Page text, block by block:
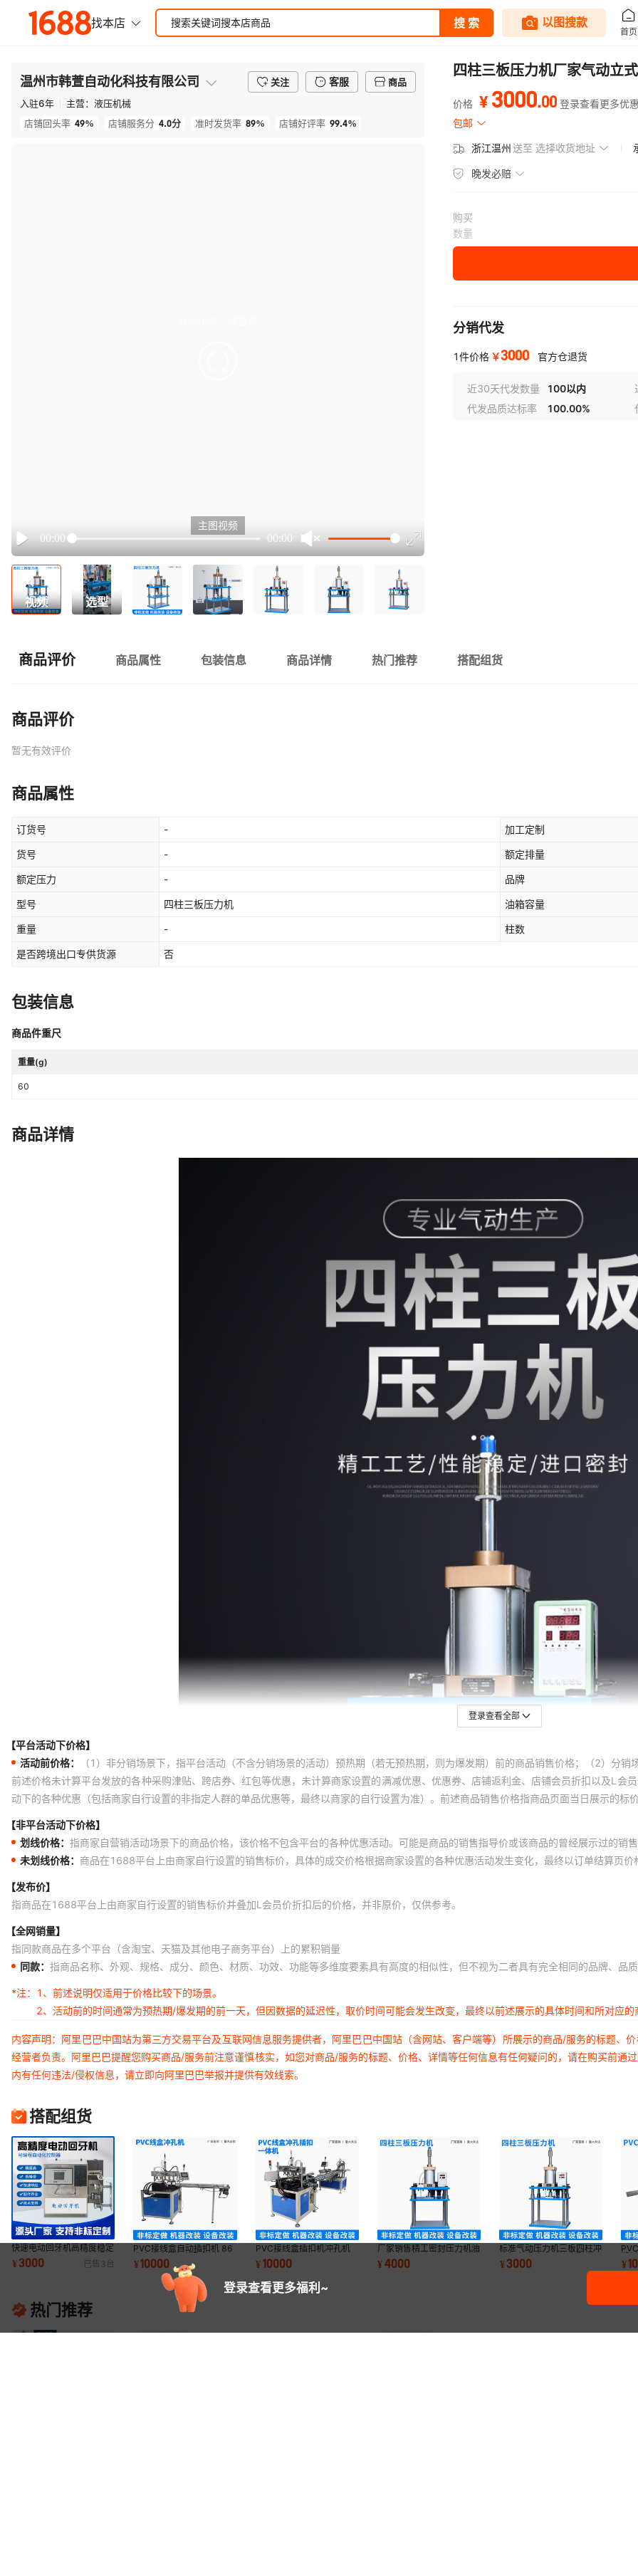
温州市韩萱自动化科技有限公司 关注 客服
商品
入驻6年 主营： 液压机械
店铺回头率 49% 店铺服务分 4.0分 准时发货率 89% 店铺好评率 99.4%
Play
00:00 00:00
主图视频
视频 选型
四柱三板压力机厂家气动立
价格 ¥ 3000.00 登录查看更多优惠
包邮
浙江温州送至 选择收货地址
晚发必赔
购买
数量
分销代发
1件价格 ￥3000 官方仓退货
近30天代发数量 100以内
代发品质达标率
100.00%
商品评价 商品属性 包装信息 商品详情 热门推荐 搭配组货
商品评价
暂无有效评价
商品属性
订货号 - 加工定制
货号 - 额定排量
额定压力 - 品牌
型号 四柱三板压力机 油箱容量
重量 - 柱数
是否跨境出口专供货源 否
包装信息
商品件重尺
重量(g)
60
商品详情
登录查看全部
【平台活动下价格】
活动前价格：
（1）非分销场景下，指平台活动（不含分销场景的活动）预热期（若无预热期，则为爆发期）前的商品销售价格；（2）分
前述价格未计算平台发放的各种采购津贴、跨店券、红包等优惠，未计算商家设置的满减优惠、优惠券、店铺返利金、店铺会员折扣以及L会
动下的各种优惠（包括商家自行设置的非指定人群的单品优惠等，最终以商家的自行设置为准）。前述商品销售价格指商品页面当日展示的标
【非平台活动下价格】
划线价格： 指商家自营销活动场景下的商品价格，该价格不包含平台的各种优惠活动。可能是商品的销售指导价或该商品的曾经展示过的销售
未划线价格： 商品在1688平台上由商家自行设置的销售标价，具体的成交价格根据商家设置的各种优惠活动发生变化，最终以订单结算页价
【发布价】
指商品在1688平台上由商家自行设置的销售标价并叠加L会员价折扣后的价格，并非原价，仅供参考。
【全网销量】
指同款商品在多个平台（含淘宝、天猫及其他电子商务平台）上的累积销量
同款： 指商品名称、外观、规格、成分、颜色、材质、功效、功能等多维度要素具有高度的相似性，但不视为二者具有完全相同的品牌、品质
*注：
1、前述说明仅适用于价格比较下的场景。
2、活动前的时间通常为预热期/爆发期的前一天，但因数据的延迟性，取价时间可能会发生改变，最终以前述展示的具体时间和所对应的
内容声明：阿里巴巴中国站为第三方交易平台及互联网信息服务提供者，阿里巴巴中国站（含网站、客户端等）所展示的商品/服务的标题、
经营者负责。阿里巴巴提醒您购买商品/服务前注意谨慎核实，如您对商品/服务的标题、价格、详情等任何信息有任何疑问的，请在购买前通
内有任何违法/侵权信息，请立即向阿里巴巴举报并提供有效线索。
搭配组货
快速电动回牙机高精度稳定
自动检牙一机多用反转螺纹
回牙机全自动
¥3000 已售 3 台
PVC接线盒自动插扣机 86
底盒暗盒铁扣装配机冲孔机
¥10000
PVC接线盒插扣机冲孔机
¥10000
厂家销售精工密封压力机油
压机专业气动四柱三板改装
机液压改装机
¥4000
标准气动压力机三板四柱冲
压机立式冲床四柱小型
¥3000
塑
装
¥
热门推荐
登录查看更多福利~